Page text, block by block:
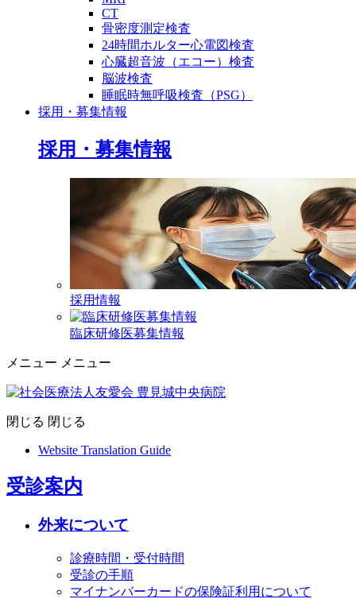
CT
骨密度測定検査
24時間ホルター心電図検査
心臓超音波（エコー）検査
脳波検査
睡眠時無呼吸検査（PSG）
採用・募集情報
採用・募集情報
採用情報
臨床研修医募集情報
メニュー メニュー
閉じる 閉じる
Website Translation Guide
受診案内
外来について
診療時間・受付時間
受診の手順
マイナンバーカードの保険証利用について